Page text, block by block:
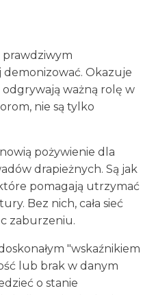
prawdziwym
Okazuje
odgrywają ważną rolę w
nie są tylko
pożywienie dla
drapieżnych. Są jak
pomagają utrzymać
Bez nich, cała sieć
zaburzeniu.
"wskaźnikiem
lub brak w danym
o stanie